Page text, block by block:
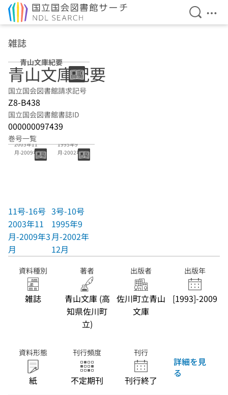
検索を
メ
雑誌
青山文庫紀要
青山文庫紀要
国立国会図書館請求記号
Z8-B438
国立国会図書館書誌ID
000000097439
巻号一覧
11号-16号
2003年11
月-2009年3
11号-16号
2003年11
月-2009年3
月
1995年9
月-2002年12
3号-10号
1995年9
月-2002年
12月
資料種別
雑誌
著者
青山文庫 (高
知県佐川町
立)
出版者
佐川町立青山
文庫
出版年
[1993]-2009
資料形態
紙
刊行頻度
不定期刊
刊行
刊行終了
詳細を見
る